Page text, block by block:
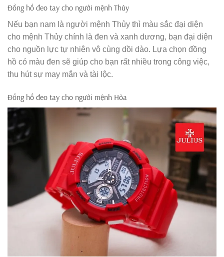
Đồng hồ đeo tay cho người mệnh Thủy
Nếu bạn nam là người mệnh Thủy thì màu sắc đại diện
cho mệnh Thủy chính là đen và xanh dương, bạn đại diện
cho nguồn lực tự nhiên vô cùng dồi dào. Lựa chọn đồng
hồ có màu đen sẽ giúp cho bạn rất nhiều trong công việc,
thu hút sự may mắn và tài lộc.
Đồng hồ đeo tay cho người mệnh Hỏa